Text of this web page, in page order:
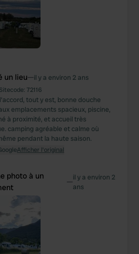
un lieu—il y a environ 2 ans
Sitecode: 72116
tout y est, bonne douche
emplacements spacieux, piscine,
à proximité, et accueil très
camping agréable et calme où
pendant la haute saison.
Afficher l'original
photo à un
—il y a environ 2
ans